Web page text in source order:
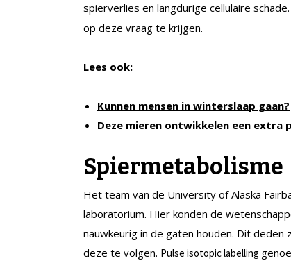
spierverlies en langdurige cellulaire
op deze vraag te krijgen.
Lees ook:
Kunnen mensen in winterslaap gaan?
Deze mieren ontwikkelen een extra
Spiermetabolisme
Het team van de University of Alaska
laboratorium. Hier konden de
nauwkeurig in de gaten houden. Dit
deze te volgen. Pulse isotopic labelling